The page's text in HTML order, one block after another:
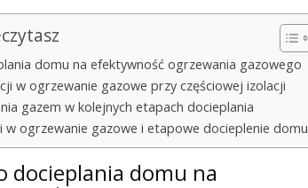
domu na efektywność ogrzewania gazowego
w ogrzewanie gazowe przy częściowej izolacji
gazem w kolejnych etapach docieplania
w ogrzewanie gazowe i etapowe docieplenie domu
docieplania domu na